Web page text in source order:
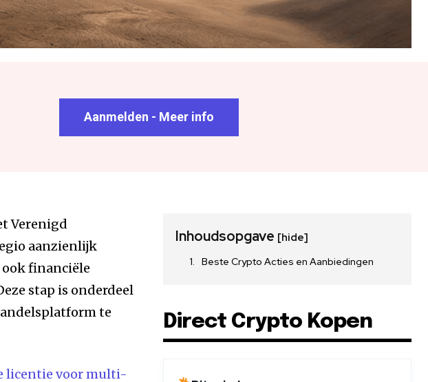
Aanmelden - Meer info
Verenigd
aanzienlijk
financiële
stap is onderdeel
te
licentie voor multi-
Inhoudsopgave [hide]
Beste Crypto Acties en Aanbiedingen
Direct Crypto Kopen